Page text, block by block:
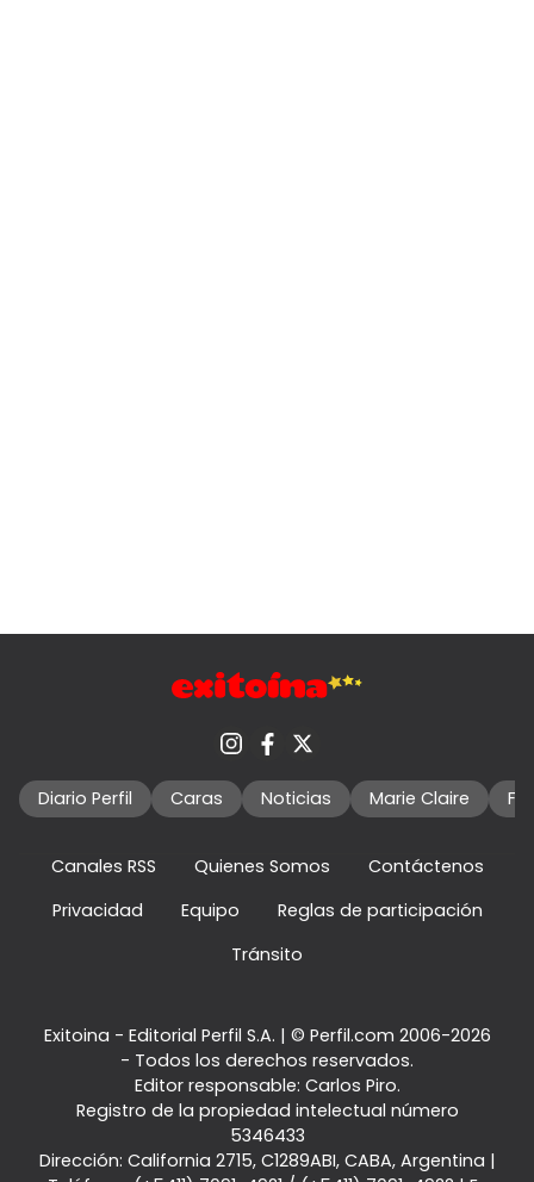
Diario Perfil Caras Noticias Marie Claire
Canales RSS Quienes Somos
Contáctenos
Privacidad
Equipo
Reglas de participación
Tránsito
Exitoina - Editorial Perfil S.A. | © Perfil.com 2006-2026
- Todos los derechos reservados.
Editor responsable: Carlos Piro.
Registro de la propiedad intelectual número
5346433
Dirección: California 2715, C1289ABI, CABA, Argentina |